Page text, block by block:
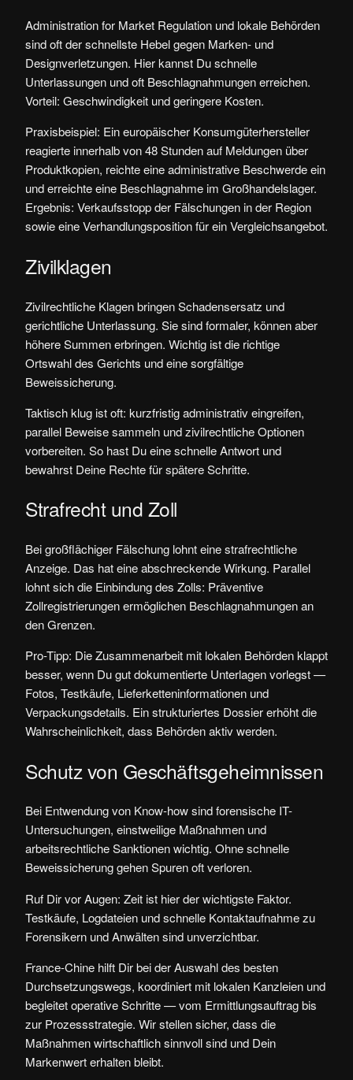
Administration for Market Regulation und lokale Behörden
sind oft der schnellste Hebel gegen Marken- und
Designverletzungen. Hier kannst Du schnelle
Unterlassungen und oft Beschlagnahmungen erreichen.
Vorteil: Geschwindigkeit und geringere Kosten.
Praxisbeispiel: Ein europäischer Konsumgüterhersteller
reagierte innerhalb von 48 Stunden auf Meldungen über
Produktkopien, reichte eine administrative Beschwerde ein
und erreichte eine Beschlagnahme im Großhandelslager.
Ergebnis: Verkaufsstopp der Fälschungen in der Region
sowie eine Verhandlungsposition für ein Vergleichsangebot.
Zivilklagen
Zivilrechtliche Klagen bringen Schadensersatz und
gerichtliche Unterlassung. Sie sind formaler, können aber
höhere Summen erbringen. Wichtig ist die richtige
Ortswahl des Gerichts und eine sorgfältige
Beweissicherung.
Taktisch klug ist oft: kurzfristig administrativ eingreifen,
parallel Beweise sammeln und zivilrechtliche Optionen
vorbereiten. So hast Du eine schnelle Antwort und
bewahrst Deine Rechte für spätere Schritte.
Strafrecht und Zoll
Bei großflächiger Fälschung lohnt eine strafrechtliche
Anzeige. Das hat eine abschreckende Wirkung. Parallel
lohnt sich die Einbindung des Zolls: Präventive
Zollregistrierungen ermöglichen Beschlagnahmungen an
den Grenzen.
Pro-Tipp: Die Zusammenarbeit mit lokalen Behörden klappt
besser, wenn Du gut dokumentierte Unterlagen vorlegst —
Fotos, Testkäufe, Lieferketteninformationen und
Verpackungsdetails. Ein strukturiertes Dossier erhöht die
Wahrscheinlichkeit, dass Behörden aktiv werden.
Schutz von Geschäftsgeheimnissen
Bei Entwendung von Know-how sind forensische IT-
Untersuchungen, einstweilige Maßnahmen und
arbeitsrechtliche Sanktionen wichtig. Ohne schnelle
Beweissicherung gehen Spuren oft verloren.
Ruf Dir vor Augen: Zeit ist hier der wichtigste Faktor.
Testkäufe, Logdateien und schnelle Kontaktaufnahme zu
Forensikern und Anwälten sind unverzichtbar.
France-Chine hilft Dir bei der Auswahl des besten
Durchsetzungswegs, koordiniert mit lokalen Kanzleien und
begleitet operative Schritte — vom Ermittlungsauftrag bis
zur Prozessstrategie. Wir stellen sicher, dass die
Maßnahmen wirtschaftlich sinnvoll sind und Dein
Markenwert erhalten bleibt.